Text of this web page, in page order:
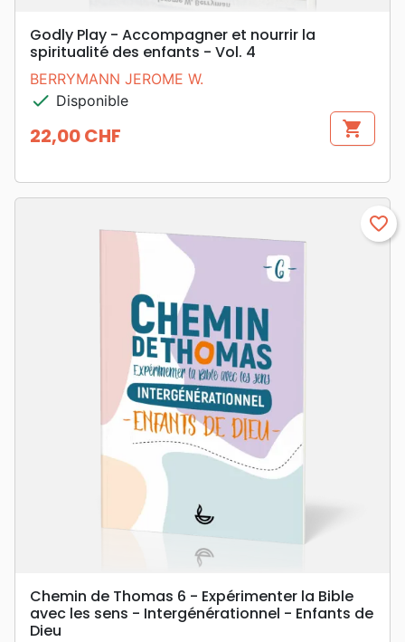
Godly Play - Accompagner et nourrir la
spiritualité des enfants - Vol. 4
BERRYMANN JEROME W.
check Disponible
Prix
22,00 CHF shopping_cart
favorite_border
Chemin de Thomas 6 - Expérimenter la Bible
avec les sens - Intergénérationnel - Enfants de
Dieu